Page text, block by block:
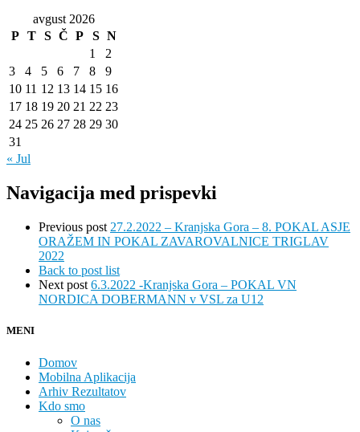
avgust 2026
P T S Č P S N
1
2
3
4 5 6 7 8
9
10 11 12 13 14 15 16
17 18 19 20 21 22 23
24 25 26 27 28 29 30
31
« Jul
Navigacija med prispevki
Previous post 27.2.2022 – Kranjska Gora – 8. POKAL ASJE
ORAŽEM IN POKAL ZAVAROVALNICE TRIGLAV
2022
Back to post list
Next post 6.3.2022 -Kranjska Gora – POKAL VN
NORDICA DOBERMANN v VSL za U12
MENI
Domov
Mobilna Aplikacija
Arhiv Rezultatov
Kdo smo
O nas